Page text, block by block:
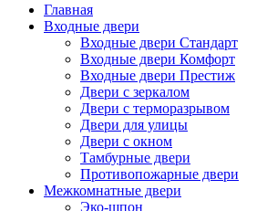
Главная
Входные двери
Входные двери Стандарт
Входные двери Комфорт
Входные двери Престиж
Двери с зеркалом
Двери с терморазрывом
Двери для улицы
Двери с окном
Тамбурные двери
Противопожарные двери
Межкомнатные двери
Эко-шпон